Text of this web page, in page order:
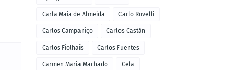
Carla Maia de Almeida Carlo Rovelli
Carlos Campaniço Carlos Castán
Carlos Fiolhais Carlos Fuentes
Carmen Maria Machado Cela